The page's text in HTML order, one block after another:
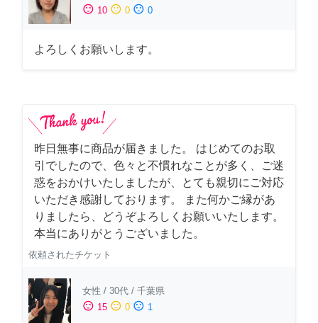
sentiment_satisfied 10 sentiment_neutral 0 sentiment_dissatisfied 0
よろしくお願いします。
昨日無事に商品が届きました。 はじめてのお取
引でしたので、色々と不慣れなことが多く、ご迷
惑をおかけいたしましたが、とても親切にご対応
いただき感謝しております。 また何かご縁があ
りましたら、どうぞよろしくお願いいたします。
本当にありがとうございました。
依頼されたチケット
女性 / 30代 / 千葉県
sentiment_satisfied 15 sentiment_neutral 0 sentiment_dissatisfied 1